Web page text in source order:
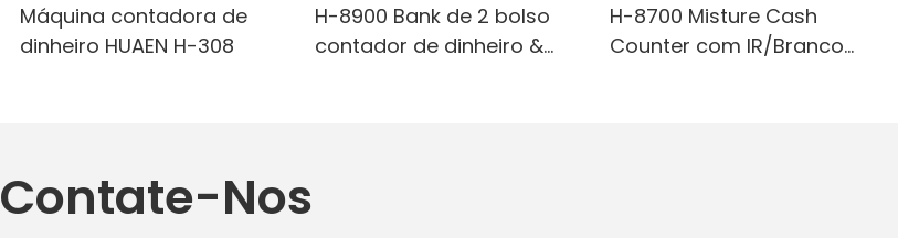
Máquina contadora de
dinheiro HUAEN H-308
H-8900 Bank de 2 bolso
contador de dinheiro &
H-8700 Misture Cash
Counter com IR/Branco
Contate-Nos